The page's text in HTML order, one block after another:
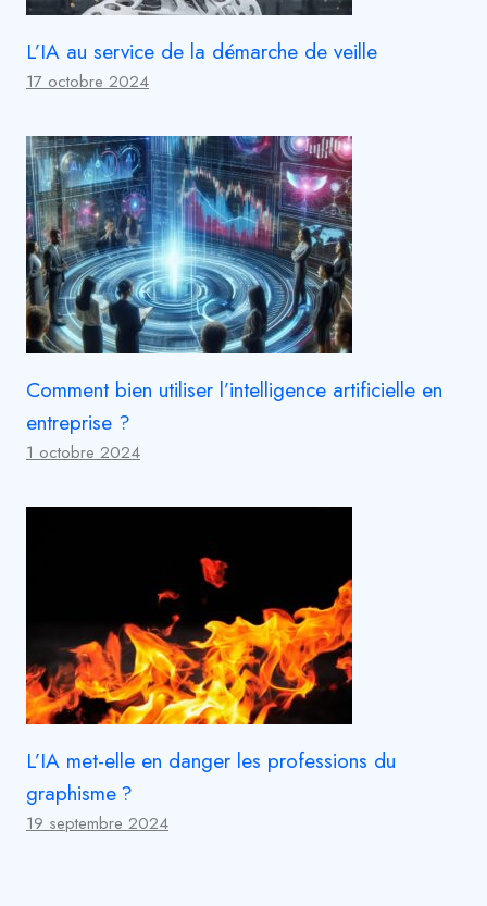
L’IA au service de la démarche de veille
17 octobre 2024
Comment bien utiliser l’intelligence artificielle en
entreprise ?
1 octobre 2024
L’IA met-elle en danger les professions du
graphisme ?
19 septembre 2024